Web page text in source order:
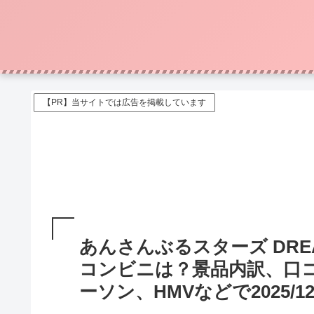
【PR】当サイトでは広告を掲載しています
あんさんぶるスターズ
コンビニは？景品内訳、口
ーソン、HMVなどで2025/